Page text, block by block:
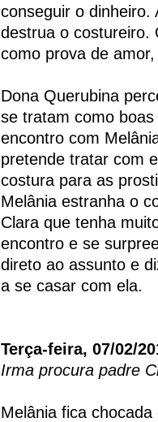
conseguir o dinheiro.
destrua o costureiro.
como prova de
Dona Querubina
se tratam como
encontro com
pretende tratar com
costura para as
Melânia estranha o
Clara que tenha
encontro e se
direto ao assunto e
a se casar com ela.
Terça-feira, 07/02/
Irma procura padre
Melânia fica